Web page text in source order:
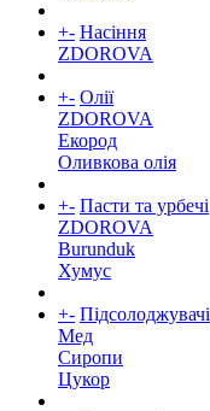
+- Насіння
ZDOROVA
+- Олії
ZDOROVA
Екород
Оливкова олія
+- Пасти та урбечі
ZDOROVA
Burunduk
Хумус
+- Підсолоджувачі
Мед
Сиропи
Цукор